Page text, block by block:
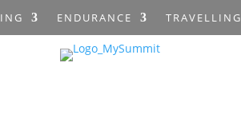
ENDURANCE TRAVELLING